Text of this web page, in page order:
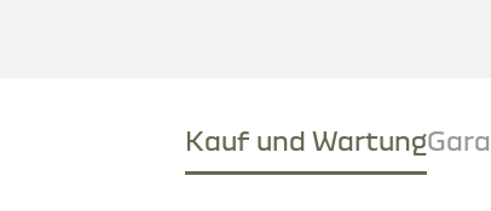
Kauf und Wartung